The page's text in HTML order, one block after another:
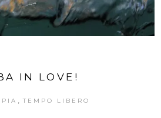
IN LOVE!
TEMPO LIBERO